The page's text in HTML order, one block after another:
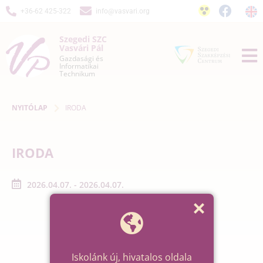
+36-62 425-322 info@vasvari.org
Szegedi SZC
Vasvári Pál
Gazdasági és
Informatikai
Technikum
NYITÓLAP IRODA
IRODA
2026.04.07. - 2026.04.07.
Iskolánk új, hivatalos oldala